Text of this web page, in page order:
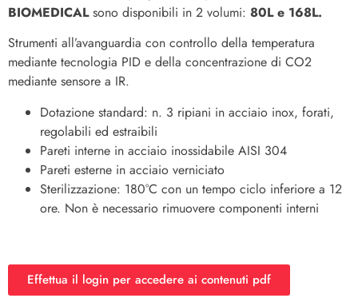
BIOMEDICALsono disponibili in 2 volumi: 80L e 168L.
Strumenti all’avanguardia con controllo della temperatura
mediante tecnologia PID e della concentrazione di CO2
mediante sensore a IR.
Dotazione standard: n. 3 ripiani in acciaio inox, forati,
regolabili ed estraibili
Pareti interne in acciaio inossidabile AISI 304
Pareti esterne in acciaio verniciato
Sterilizzazione: 180°C con un tempo ciclo inferiore a 12
ore. Non è necessario rimuovere componenti interni
Effettua il login per accedere ai contenuti pdf